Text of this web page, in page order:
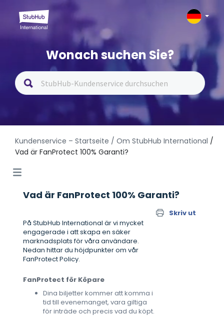
Wonach suchen Sie?
Kundenservice – Startseite / Om StubHub International /
Vad är FanProtect 100% Garanti?
Vad är FanProtect 100% Garanti?
Skriv ut
På StubHub International är vi mycket
engagerade i att skapa en säker
marknadsplats för våra användare.
Nedan hittar du höjdpunkter om vår
FanProtect Policy.
FanProtect för Köpare
Dina biljetter kommer att komma i
tid till evenemanget, vara giltiga
för inträde och precis vad du köpt.